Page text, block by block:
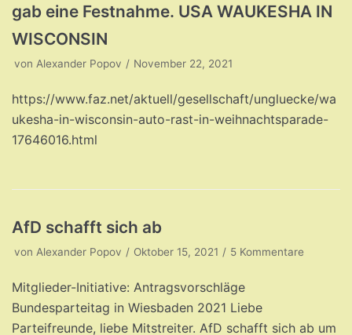
gab eine Festnahme. USA WAUKESHA IN
WISCONSIN
von Alexander Popov November 22, 2021
https://www.faz.net/aktuell/gesellschaft/ungluecke/wa
ukesha-in-wisconsin-auto-rast-in-weihnachtsparade-
17646016.html
AfD schafft sich ab
von Alexander Popov Oktober 15, 2021 5 Kommentare
Mitglieder-Initiative: Antragsvorschläge
Bundesparteitag in Wiesbaden 2021 Liebe
Parteifreunde, liebe Mitstreiter. AfD schafft sich ab um